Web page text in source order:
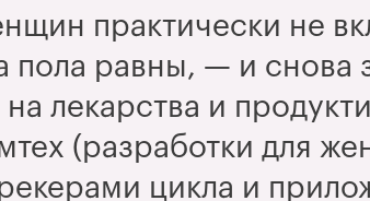
практически не
пола равны, — и снова
лекарства и
(разработки для
цикла и